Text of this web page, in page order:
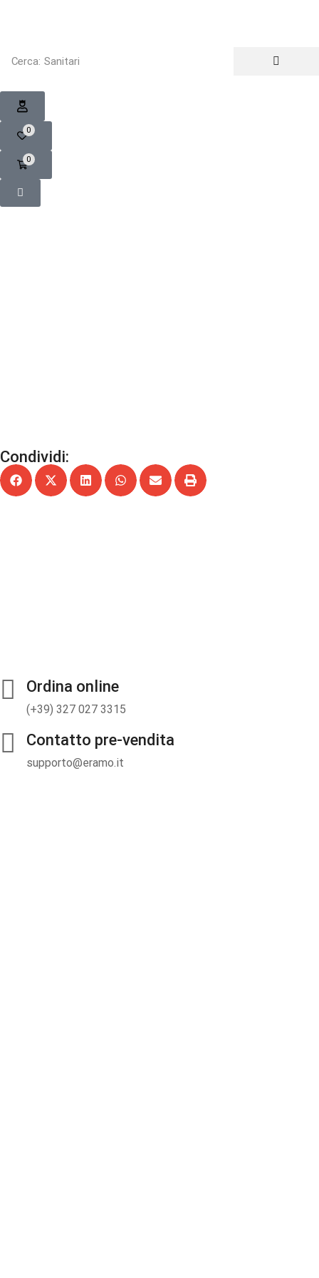
Cerca: Sanitari
0
0
Condividi:
Ordina online
(+39) 327 027 3315
Contatto pre-vendita
supporto@eramo.it